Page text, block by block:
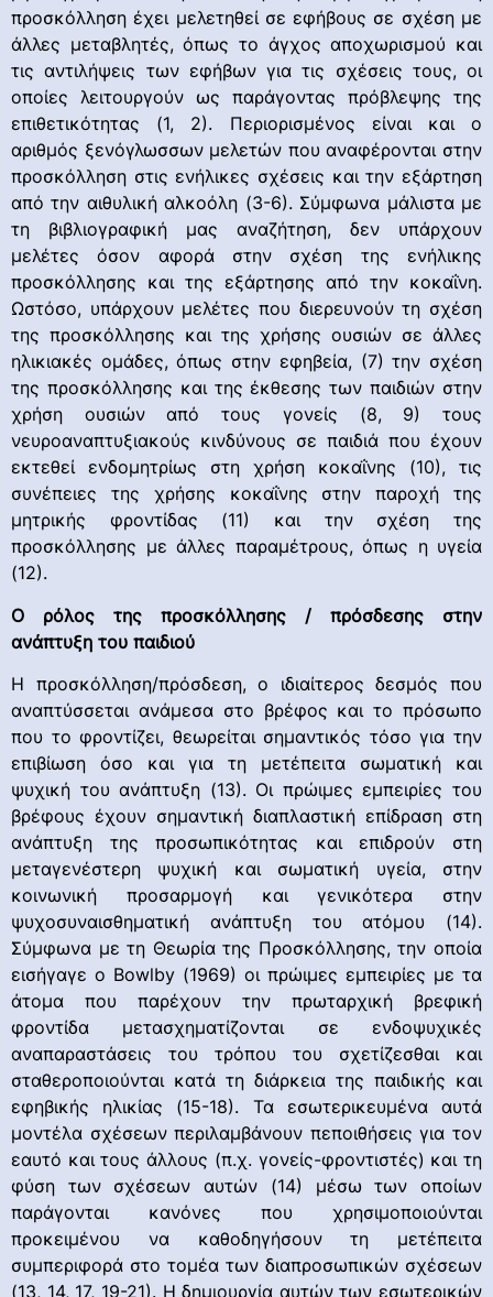
προσκόλληση έχει μελετηθεί σε εφήβους σε σχέση με
άλλες μεταβλητές, όπως το άγχος αποχωρισμού και
τις αντιλήψεις των εφήβων για τις σχέσεις τους, οι
οποίες λειτουργούν ως παράγοντας πρόβλεψης της
επιθετικότητας (1, 2). Περιορισμένος είναι και ο
αριθμός ξενόγλωσσων μελετών που αναφέρονται στην
προσκόλληση στις ενήλικες σχέσεις και την εξάρτηση
από την αιθυλική αλκοόλη (3-6). Σύμφωνα μάλιστα με
τη βιβλιογραφική μας αναζήτηση, δεν υπάρχουν
μελέτες όσον αφορά στην σχέση της ενήλικης
προσκόλλησης και της εξάρτησης από την κοκαΐνη.
Ωστόσο, υπάρχουν μελέτες που διερευνούν τη σχέση
της προσκόλλησης και της χρήσης ουσιών σε άλλες
ηλικιακές ομάδες, όπως στην εφηβεία, (7) την σχέση
της προσκόλλησης και της έκθεσης των παιδιών στην
χρήση ουσιών από τους γονείς (8, 9) τους
νευροαναπτυξιακούς κινδύνους σε παιδιά που έχουν
εκτεθεί ενδομητρίως στη χρήση κοκαΐνης (10), τις
συνέπειες της χρήσης κοκαΐνης στην παροχή της
μητρικής φροντίδας (11) και την σχέση της
προσκόλλησης με άλλες παραμέτρους, όπως η υγεία
(12).
Ο ρόλος της προσκόλλησης / πρόσδεσης στην
ανάπτυξη του παιδιού
Η προσκόλληση/πρόσδεση, ο ιδιαίτερος δεσμός που
αναπτύσσεται ανάμεσα στο βρέφος και το πρόσωπο
που το φροντίζει, θεωρείται σημαντικός τόσο για την
επιβίωση όσο και για τη μετέπειτα σωματική και
ψυχική του ανάπτυξη (13). Οι πρώιμες εμπειρίες του
βρέφους έχουν σημαντική διαπλαστική επίδραση στη
ανάπτυξη της προσωπικότητας και επιδρούν στη
μεταγενέστερη ψυχική και σωματική υγεία, στην
κοινωνική προσαρμογή και γενικότερα στην
ψυχοσυναισθηματική ανάπτυξη του ατόμου (14).
Σύμφωνα με τη Θεωρία της Προσκόλλησης, την οποία
εισήγαγε ο Bowlby (1969) οι πρώιμες εμπειρίες με τα
άτομα που παρέχουν την πρωταρχική βρεφική
φροντίδα μετασχηματίζονται σε ενδοψυχικές
αναπαραστάσεις του τρόπου του σχετίζεσθαι και
σταθεροποιούνται κατά τη διάρκεια της παιδικής και
εφηβικής ηλικίας (15-18). Τα εσωτερικευμένα αυτά
μοντέλα σχέσεων περιλαμβάνουν πεποιθήσεις για τον
εαυτό και τους άλλους (π.χ. γονείς-φροντιστές) και τη
φύση των σχέσεων αυτών (14) μέσω των οποίων
παράγονται κανόνες που χρησιμοποιούνται
προκειμένου να καθοδηγήσουν τη μετέπειτα
συμπεριφορά στο τομέα των διαπροσωπικών σχέσεων
(13, 14, 17, 19-21). Η δημιουργία αυτών των εσωτερικών